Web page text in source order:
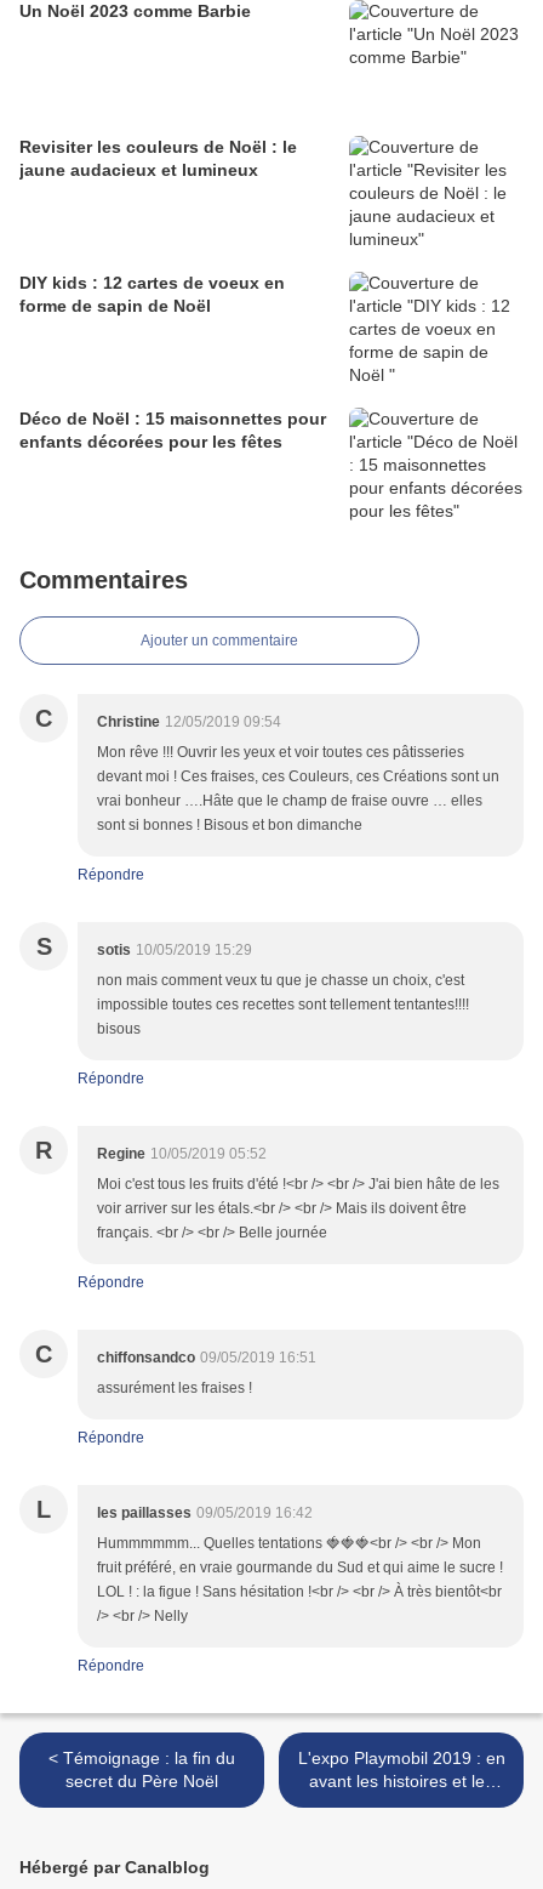
Un Noël 2023 comme Barbie
Revisiter les couleurs de Noël : le
jaune audacieux et lumineux
DIY kids : 12 cartes de voeux en
forme de sapin de Noël
Déco de Noël : 15 maisonnettes pour
enfants décorées pour les fêtes
Commentaires
Ajouter un commentaire
C Christine 12/05/2019 09:54
Mon rêve !!! Ouvrir les yeux et voir toutes ces pâtisseries
devant moi ! Ces fraises, ces Couleurs, ces Créations sont un
vrai bonheur ….Hâte que le champ de fraise ouvre … elles
sont si bonnes ! Bisous et bon dimanche
Répondre
S sotis 10/05/2019 15:29
non mais comment veux tu que je chasse un choix, c'est
impossible toutes ces recettes sont tellement tentantes!!!!
bisous
Répondre
R Regine 10/05/2019 05:52
Moi c'est tous les fruits d'été !<br /> <br /> J'ai bien hâte de les
voir arriver sur les étals.<br /> <br /> Mais ils doivent être
français. <br /> <br /> Belle journée
Répondre
C chiffonsandco 09/05/2019 16:51
assurément les fraises !
Répondre
L les paillasses 09/05/2019 16:42
Hummmmmm... Quelles tentations 🍓🍓🍓<br /> <br /> Mon
fruit préféré, en vraie gourmande du Sud et qui aime le sucre !
LOL ! : la figue ! Sans hésitation !<br /> <br /> À très bientôt<br
/> <br /> Nelly
Répondre
< Témoignage : la fin du
secret du Père Noël
L'expo Playmobil 2019 : en
avant les histoires et les
whaou ! >
Hébergé par Canalblog